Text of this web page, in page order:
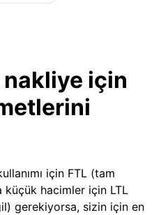
nakliye için
için FTL (tam
hacimler için LTL
gerekiyorsa, sizin için en